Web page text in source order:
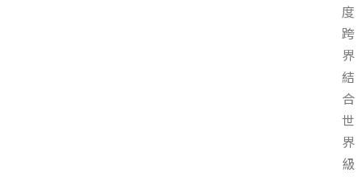
度
跨
界
結
合
世
界
級